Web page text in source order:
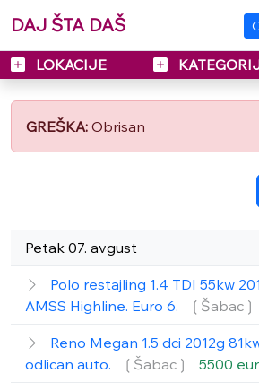
DAJ ŠTA DAŠ
LOKACIJE
GREŠKA: Obrisan
Petak 07. avgust
Polo restajling 1.4 TDI 55kw
AMSS Highline. Euro 6.
❲Šabac❳
Reno Megan 1.5 dci 2012g
odlican auto.
❲Šabac❳ 5500 eur